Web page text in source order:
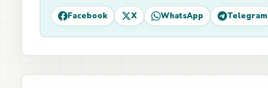
Facebook X WhatsApp Telegram